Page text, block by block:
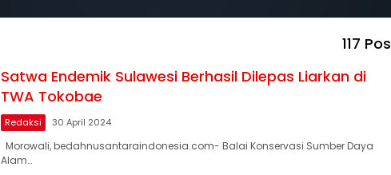
117 Pos
Satwa Endemik Sulawesi Berhasil Dilepas Liarkan di
TWA Tokobae
Redaksi 30 April 2024
Morowali, bedahnusantaraindonesia.com- Balai Konservasi Sumber Daya
Alam…